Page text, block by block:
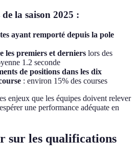
la saison 2025 :
ayant remporté depuis la pole
les premiers et derniers lors des
1.2 seconde
de positions dans les dix
: environ 15% des courses
enjeux que les équipes doivent relever
une performance adéquate en
sur les qualifications